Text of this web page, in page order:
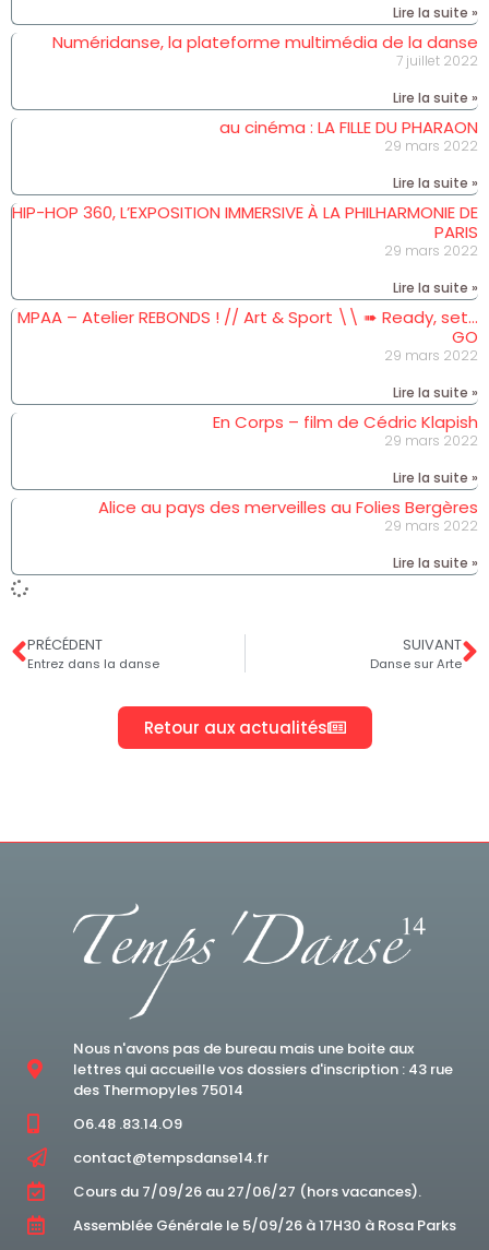
Lire la suite »
Numéridanse, la plateforme multimédia de la danse
7 juillet 2022
Lire la suite »
au cinéma : LA FILLE DU PHARAON
29 mars 2022
Lire la suite »
HIP-HOP 360, L’EXPOSITION IMMERSIVE À LA PHILHARMONIE DE
PARIS
29 mars 2022
Lire la suite »
MPAA – Atelier REBONDS ! // Art & Sport \\ ➠ Ready, set…
GO
29 mars 2022
Lire la suite »
En Corps – film de Cédric Klapish
29 mars 2022
Lire la suite »
Alice au pays des merveilles au Folies Bergères
29 mars 2022
Lire la suite »
PRÉCÉDENT
Entrez dans la danse
SUIVANT
Danse sur Arte
Retour aux actualités
Nous n'avons pas de bureau mais une boite aux
lettres qui accueille vos dossiers d'inscription : 43 rue
des Thermopyles 75014
O6.48 .83.14.O9
contact@tempsdanse14.fr
Cours du 7/09/26 au 27/06/27 (hors vacances).
Assemblée Générale le 5/09/26 à 17H30 à Rosa Parks